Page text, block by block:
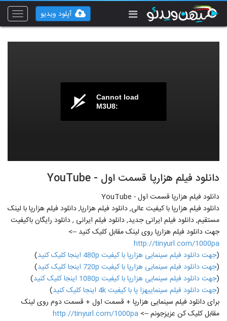
Toggle
آپلود ویدیو
Cannot load
M3U8:
دانلود فیلم هزارپا قسمت اول - YouTube
دانلود فیلم هزارپا قسمت اول - YouTube
دانلود فیلم هزارپا با کیفیت عالی, دانلود فیلم هزارپا, دانلود فیلم هزارپا با لینک
مستقیم, دانلود فیلم ایرانی جدید, دانلود فیلم ایرانی , دانلود رایگان باکیفیت
جهت دانلود فیلم هزارپا روی لینک مقابل کلیک کنید -->
http://tinyurl.com/1000pa
(جهت دانلود فیلم سینمایی هزارپا با کیفیت 480p اینجا کلیک کنید
)
(جهت دانلود فیلم سینمایی هزارپا با کیفیت 720p اینجا کلیک کنید
)
(جهت دانلود فیلم سینمایی هزارپا با کیفیت 1080p اینجا کلیک کنید
)
(جهت دانلود فیلم سینماییهزا پا با کیفیت 4k اینجا کلیک کنید
)
برای دانلود فیلم سینمایی هزارپا + قسمت اول + قسمت دوم روی لینک
مقابل کلیک کن عزیزجونم --> http://tinyurl.com/1000pa